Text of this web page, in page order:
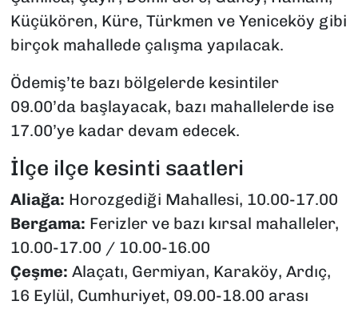
Küçükören, Küre, Türkmen ve Yeniceköy gibi
birçok mahallede çalışma yapılacak.
Ödemiş’te bazı bölgelerde kesintiler
09.00’da başlayacak, bazı mahallelerde ise
17.00’ye kadar devam edecek.
İlçe ilçe kesinti saatleri
Aliağa: Horozgediği Mahallesi, 10.00-17.00
Bergama: Ferizler ve bazı kırsal mahalleler,
10.00-17.00 / 10.00-16.00
Çeşme: Alaçatı, Germiyan, Karaköy, Ardıç,
16 Eylül, Cumhuriyet, 09.00-18.00 arası